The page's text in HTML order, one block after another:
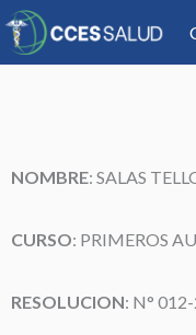
NOMBRE: SALAS
CURSO: PRIMEROS
RESOLUCION: N°